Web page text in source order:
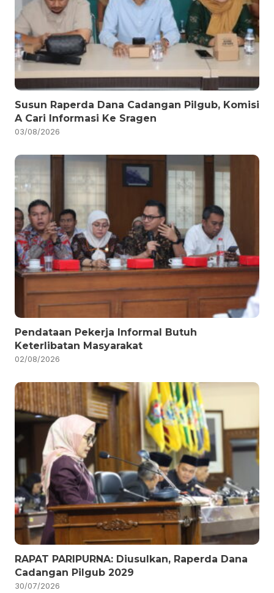
Susun Raperda Dana Cadangan Pilgub, Komisi
A Cari Informasi Ke Sragen
03/08/2026
Pendataan Pekerja Informal Butuh
Keterlibatan Masyarakat
02/08/2026
RAPAT PARIPURNA: Diusulkan, Raperda Dana
Cadangan Pilgub 2029
30/07/2026